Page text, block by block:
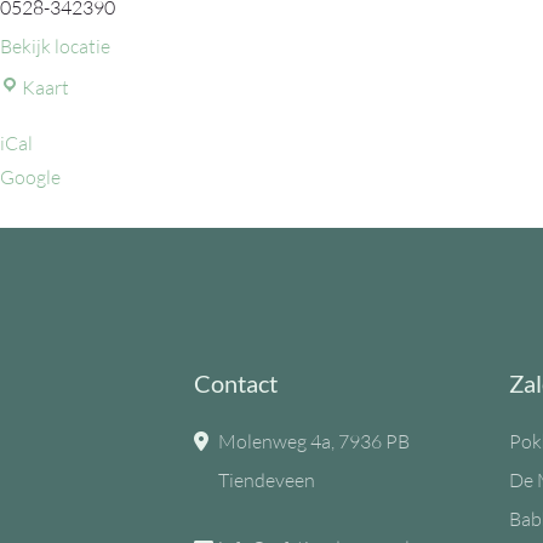
0528-342390
Bekijk locatie
Kaart
iCal
Google
Contact
Molenweg 4a, 7936 PB
Tiendeveen
De